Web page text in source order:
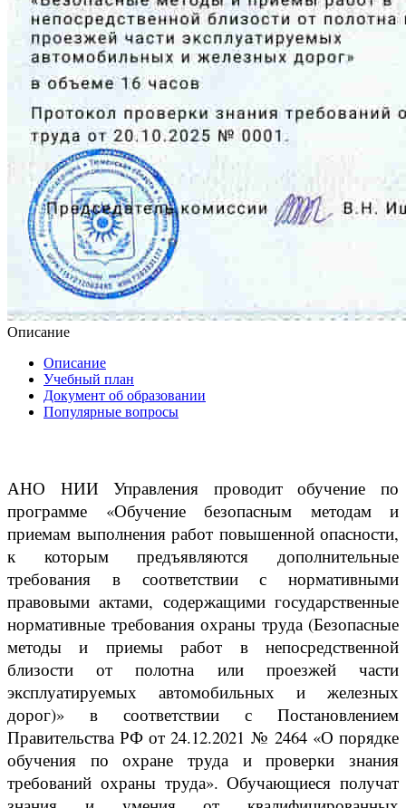
Описание
Описание
Учебный план
Документ об образовании
Популярные вопросы
АНО НИИ Управления проводит обучение по
программе «Обучение безопасным методам и
приемам выполнения работ повышенной опасности,
к которым предъявляются дополнительные
требования в соответствии с нормативными
правовыми актами, содержащими государственные
нормативные требования охраны труда (Безопасные
методы и приемы работ в непосредственной
близости от полотна или проезжей части
эксплуатируемых автомобильных и железных
дорог)» в соответствии с Постановлением
Правительства РФ от 24.12.2021 № 2464 «О порядке
обучения по охране труда и проверки знания
требований охраны труда». Обучающиеся получат